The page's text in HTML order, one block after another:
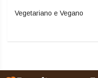
Vegetariano e Vegano